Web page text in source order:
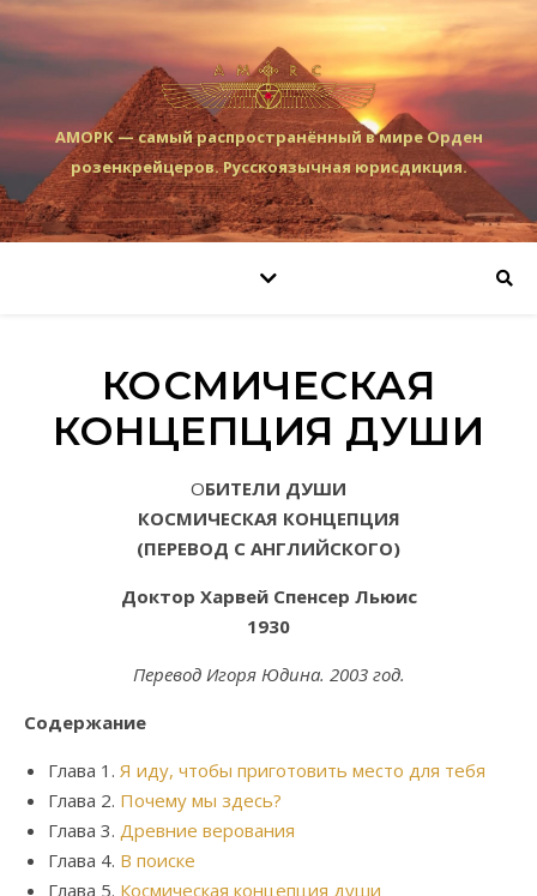
АМОРК — самый распространённый в мире Орден
розенкрейцеров. Русскоязычная юрисдикция.
КОСМИЧЕСКАЯ
КОНЦЕПЦИЯ ДУШИ
ОБИТЕЛИ ДУШИ
КОСМИЧЕСКАЯ КОНЦЕПЦИЯ
(ПЕРЕВОД С АНГЛИЙСКОГО)
Доктор Харвей Спенсер Льюис
1930
Перевод Игоря Юдина. 2003 год.
Содержание
Глава 1. Я иду, чтобы приготовить место для тебя
Глава 2. Почему мы здесь?
Глава 3. Древние верования
Глава 4. В поиске
Глава 5. Космическая концепция души